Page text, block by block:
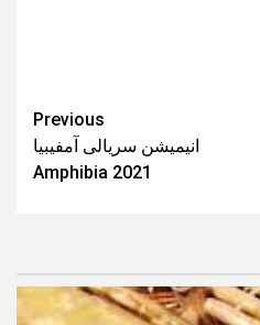
Previous
انیمیشن سریالی آمفیبیا
Amphibia 2021